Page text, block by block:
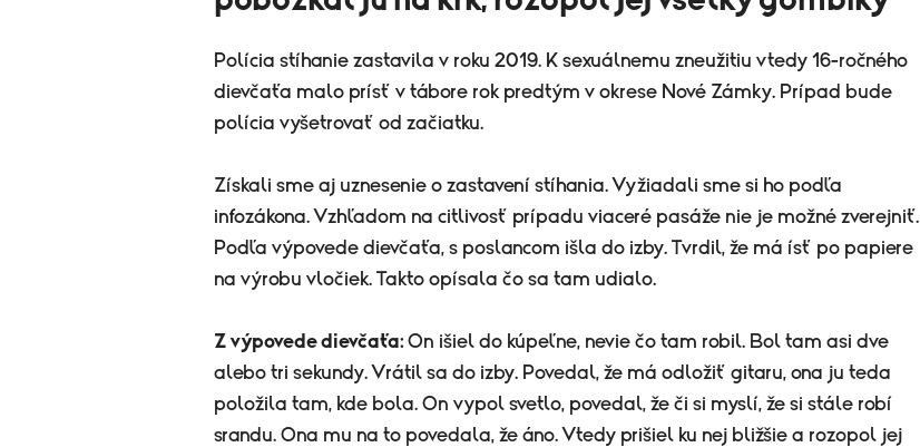
Polícia stíhanie zastavila v roku 2019. K sexuálnemu zneužitiu vtedy 16-ročného
dievčaťa malo prísť v tábore rok predtým v okrese Nové Zámky. Prípad bude
polícia vyšetrovať od začiatku.
Získali sme aj uznesenie o zastavení stíhania. Vyžiadali sme si ho podľa
infozákona. Vzhľadom na citlivosť prípadu viaceré pasáže nie je možné zverejniť.
Podľa výpovede dievčaťa, s poslancom išla do izby. Tvrdil, že má ísť po papiere
na výrobu vločiek. Takto opísala čo sa tam udialo.
Z výpovede dievčaťa:On išiel do kúpeľne, nevie čo tam robil. Bol tam asi dve
alebo tri sekundy. Vrátil sa do izby. Povedal, že má odložiť gitaru, ona ju teda
položila tam, kde bola. On vypol svetlo, povedal, že či si myslí, že si stále robí
srandu. Ona mu na to povedala, že áno. Vtedy prišiel ku nej bližšie a rozopol jej